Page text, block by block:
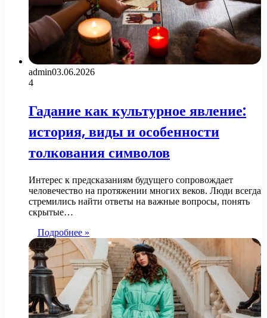
admin03.06.2026
4
Гадание как культурное явление:
история, виды и особенности
толкования символов
Интерес к предсказаниям будущего сопровождает
человечество на протяжении многих веков. Люди всегда
стремились найти ответы на важные вопросы, понять
скрытые…
Подробнее »